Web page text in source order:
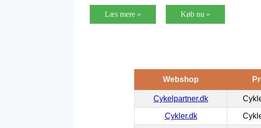
Læs mere » Køb nu »
Webshop
Cykelpartner.dk
Cykler.dk